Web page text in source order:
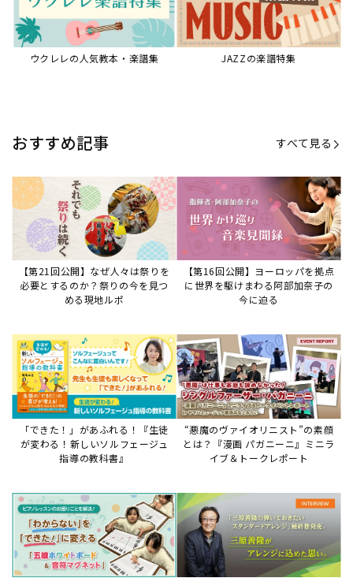
ウクレレの人気教本・楽譜集 JAZZの楽譜特集
おすすめ記事 すべて見る
【第21回公開】なぜ人々は祭りを
必要とするのか？祭りの今を見つ
める現地ルポ
【第16回公開】ヨーロッパを拠点
に世界を駆けまわる阿部加奈子の
今に迫る
「できた！」があふれる！『生徒
が変わる！新しいソルフェージュ
指導の教科書』
“悪魔のヴァイオリニスト”の素顔
とは？『漫画 パガニーニ』ミニラ
イブ＆トークレポート